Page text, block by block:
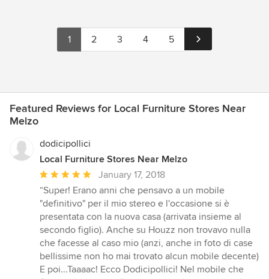
1 2 3 4 5
Featured Reviews for Local Furniture Stores Near
Melzo
dodicipollici
Local Furniture Stores Near Melzo
Average
rating:
5
out
of
5
stars
January 17, 2018
“Super! Erano anni che pensavo a un mobile
"definitivo" per il mio stereo e l'occasione si è
presentata con la nuova casa (arrivata insieme al
secondo figlio). Anche su Houzz non trovavo nulla
che facesse al caso mio (anzi, anche in foto di case
bellissime non ho mai trovato alcun mobile decente)
E poi...Taaaac! Ecco Dodicipollici! Nel mobile che